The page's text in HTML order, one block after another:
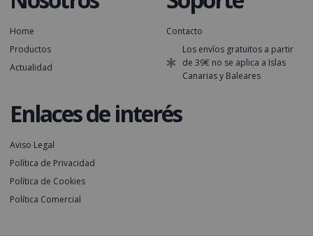
Home
Productos
Actualidad
Contacto
Los envíos gratuitos a partir
de 39€ no se aplica a Islas
Canarias y Baleares
Enlaces de interés
Aviso Legal
Política de Privacidad
Política de Cookies
Política Comercial